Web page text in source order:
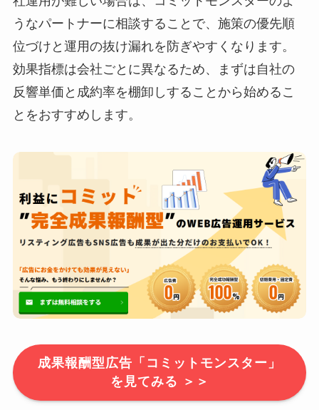
うなパートナーに相談することで、施策の優先順
位づけと運用の抜け漏れを防ぎやすくなります。
効果指標は会社ごとに異なるため、まずは自社の
反響単価と成約率を棚卸しすることから始めるこ
とをおすすめします。
成果報酬型広告「コミットモンスター」
を見てみる ＞＞